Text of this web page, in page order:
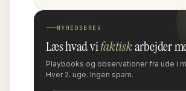
NYHEDSBREV
Læs hvad vifaktiskarbejder
Playbooks og observationer fra ude i
Hver 2. uge. Ingen spam.